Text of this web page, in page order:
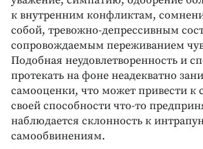
к внутренним конфликтам,
собой, тревожно-депрессивным
сопровождаемым переживанием
Подобная неудовлетворенность и
протекать на фоне неадекватно
самооценки, что может привести к
своей способности что-то
наблюдается склонность к
самообвинениям.